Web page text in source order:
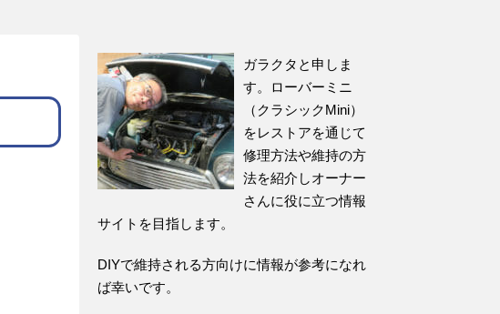
ガラクタと申しま
す。ローバーミニ
（クラシックMini）
をレストアを通じて
修理方法や維持の方
法を紹介しオーナー
さんに役に立つ情報
サイトを目指します。
DIYで維持される方向けに情報が参考になれ
ば幸いです。